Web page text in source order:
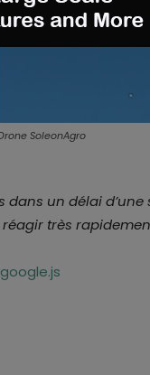
SoleonAgro
un délai d’une
très